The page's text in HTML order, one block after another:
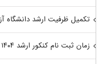
تکمیل ظرفیت ارشد دانشگاه آزاد
زمان ثبت نام کنکور ارشد ۱۴۰۴